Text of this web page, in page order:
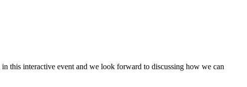
this interactive event and we look forward to discussing how we can